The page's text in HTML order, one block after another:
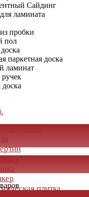
Сайдинг
ламината
пробки
пол
паркетная доска
ламинат
плитка